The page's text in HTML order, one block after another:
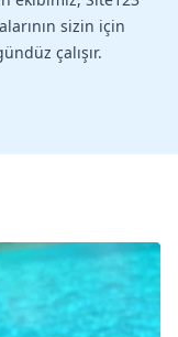
sizin için
çalışır.